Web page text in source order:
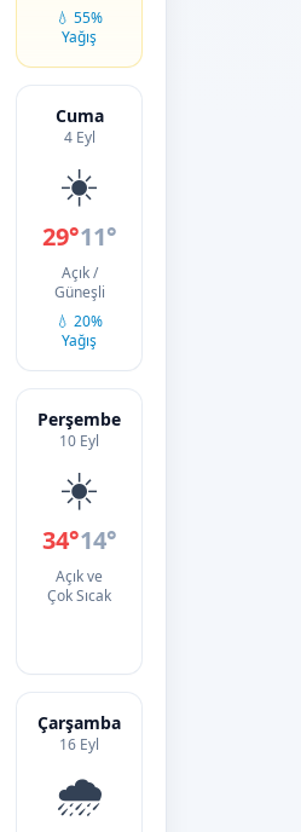
💧 55%
Yağış
Cuma
4 Eyl
☀️
29°11°
Açık /
Güneşli
💧 20%
Yağış
Perşembe
10 Eyl
☀️
34°14°
Açık ve
Çok Sıcak
Çarşamba
16 Eyl
🌧️